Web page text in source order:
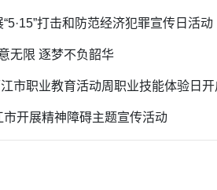
打击和防范经济犯罪宣传日活动
无限 逐梦不负韶华
市职业教育活动周职业技能体验日开
开展精神障碍主题宣传活动